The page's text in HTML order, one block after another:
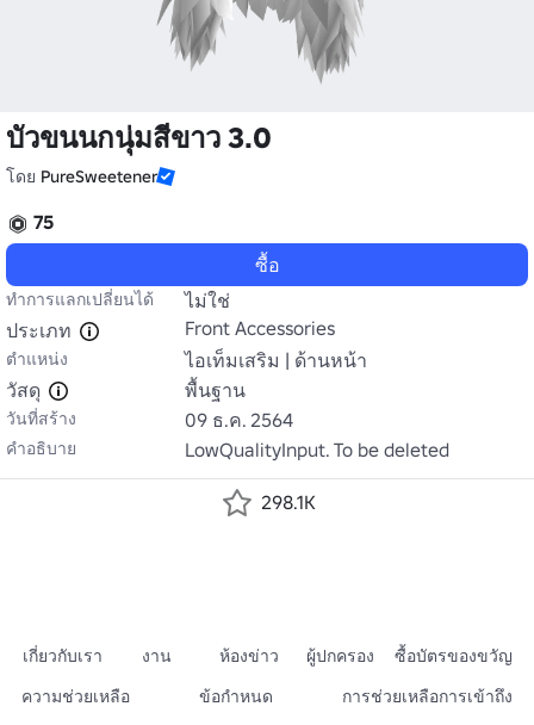
บัวขนนกนุ่มสีขาว 3.0
โดย PureSweetener
75
ซื้อ
ทำการแลกเปลี่ยนได้
ไม่ใช่
ประเภท
Front Accessories
ตำแหน่ง
ไอเท็มเสริม | ด้านหน้า
วัสดุ
พื้นฐาน
วันที่สร้าง 09 ธ.ค. 2564
คำอธิบาย LowQualityInput. To be deleted
298.1K
เกี่ยวกับเรา งาน ห้องข่าว ผู้ปกครอง
ซื้อบัตรของขวัญ
ความช่วยเหลือ
ข้อกำหนด การช่วยเหลือการเข้าถึง